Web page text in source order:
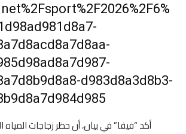
d983d8a3d8b3-
أكد “فيفا” في بيان، أن حظر زجاجات المياه